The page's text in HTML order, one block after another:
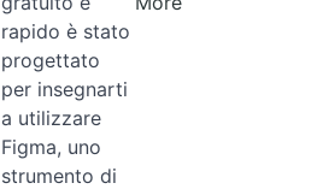
rapido è stato
progettato
per insegnarti
a utilizzare
Figma, uno
strumento di